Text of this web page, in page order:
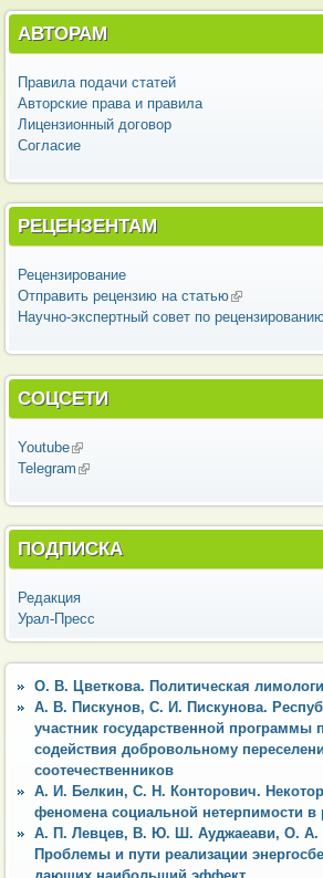
АВТОРАМ
Правила подачи статей
Авторские права и правила
Лицензионный договор
Согласие
РЕЦЕНЗЕНТАМ
Рецензирование
Отправить рецензию на статью(внешняя
Научно-экспертный совет по
СОЦСЕТИ
Youtube(внешняя ссылка)
Telegram (внешняя ссылка)
ПОДПИСКА
Редакция
Урал-Пресс
О. В. Цветкова. Политическая
А. В. Пискунов, С. И. Пискунова.
участник государственной программы
содействия добровольному
соотечественников
А. И. Белкин, С. Н. Конторович.
феномена социальной нетерпимости в
А. П. Левцев, В. Ю. Ш. Ауджаеави, О. А.
Проблемы и пути реализации
дающих наибольший эффект